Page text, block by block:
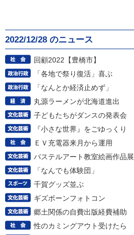
2022/12/28 のニュース
回顧2022【豊橋市】
「各地で祭り復活」喜ぶ
「なんとか経済止めず」
丸源ラーメンが北海道進出
子どもたちがダンスの発表会
『小さな世界』をごゆっくり
ＥＶ充電器来月から運用
パステルアート教室絵画作品展
「なんでも体験団」
千賀グッズ並ぶ
ギズボーンフォトコン
郷土関係の自費出版経費補助
性のカミングアウト受けたら